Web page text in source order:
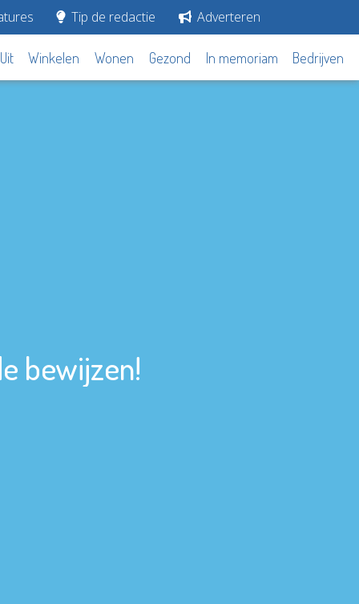
Tip de redactie Adverteren
Uit Winkelen Wonen Gezond In memoriam Bedrijven
bewijzen!